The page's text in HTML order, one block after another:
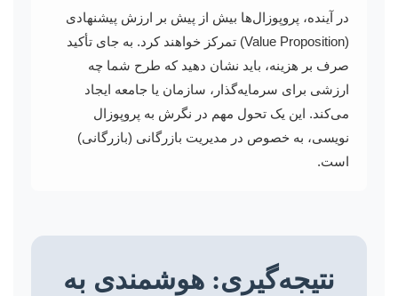
در آینده، پروپوزال‌ها بیش از پیش بر ارزش پیشنهادی
(Value Proposition) تمرکز خواهند کرد. به جای تأکید
صرف بر هزینه، باید نشان دهید که طرح شما چه
ارزشی برای سرمایه‌گذار، سازمان یا جامعه ایجاد
می‌کند. این یک تحول مهم در نگرش به پروپوزال
نویسی، به خصوص در مدیریت بازرگانی (بازرگانی)
است.
نتیجه‌گیری: هوشمندی به